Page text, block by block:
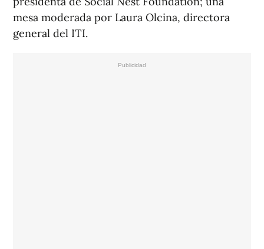
mesa moderada por Laura Olcina, directora
general del ITI.